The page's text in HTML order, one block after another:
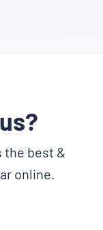
the best &
online.